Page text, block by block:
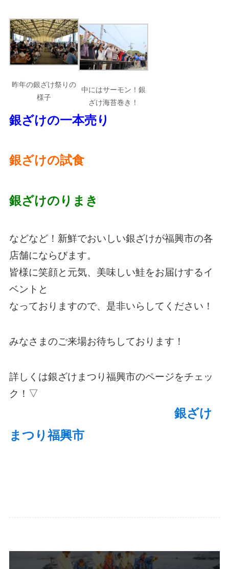
昨年の銀ざけ祭りの
様子
中にはサーモン！銀
ざけ海苔巻き！
銀ざけの一本売り
銀ざけの試食
銀ざけのりまき
などなど！新鮮でおいしい銀ざけが福興市の各
店舗にならびます。
皆様に笑顔と元気、美味しい鮭をお届けするイ
ベントと
なっておりますので、是非いらしてください！
みなさまのご来場お待ちしております！
詳しくは銀ざけまつり福興市のページをチェッ
ク！▽
銀ざけ
まつり福興市